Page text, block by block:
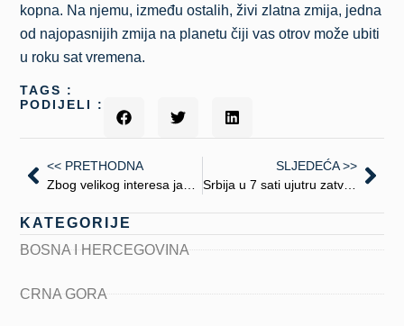
kopna. Na njemu, između ostalih, živi zlatna zmija, jedna
od najopasnijih zmija na planetu čiji vas otrov može ubiti
u roku sat vremena.
TAGS :
PODIJELI :
<< PRETHODNA
SLJEDEĆA >>
Srbija u 7 sati ujutru zatvara nekoliko graničnih prijelaza s BiH
KATEGORIJE
BOSNA I HERCEGOVINA
CRNA GORA